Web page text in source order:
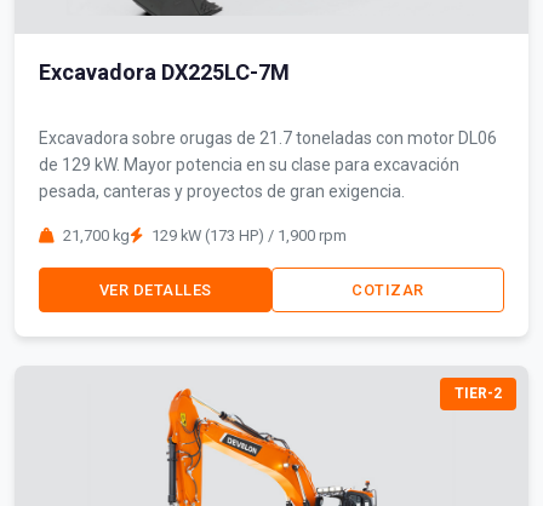
Excavadora DX225LC-7M
Excavadora sobre orugas de 21.7 toneladas con motor DL06
de 129 kW. Mayor potencia en su clase para excavación
pesada, canteras y proyectos de gran exigencia.
21,700 kg 129 kW (173 HP) / 1,900 rpm
VER DETALLES COTIZAR
TIER-2